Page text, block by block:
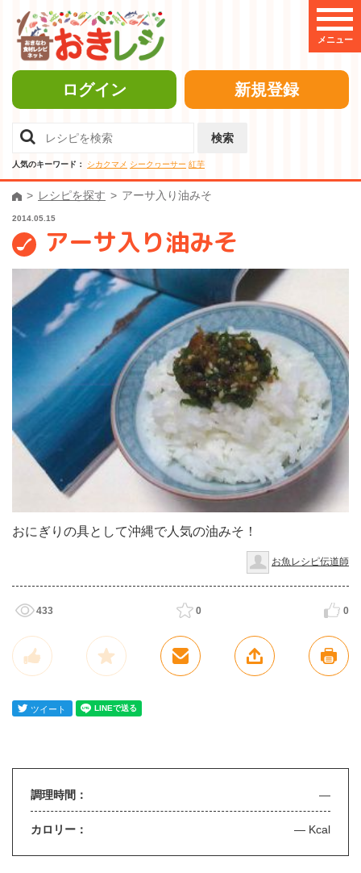
メニュー
ログイン 新規登録
検索
人気のキーワード： シカクマメ シークヮーサー 紅芋
レシピを探す アーサ入り油みそ
2014.05.15
アーサ入り油みそ
おにぎりの具として沖縄で人気の油みそ！
お魚レシピ伝道師
433 0 0
調理時間： —
カロリー： — Kcal